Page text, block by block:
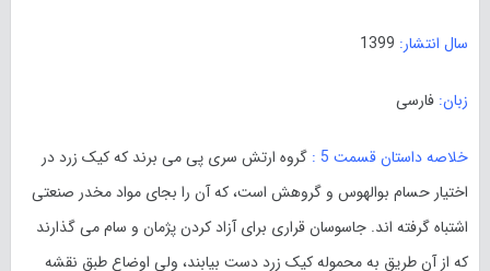
سال انتشار:
زبان: فارسی
خلاصه داستان قسمت 5 :
گروه ارتش سری پی می برند که کیک زرد در
اختیار حسام بوالهوس و گروهش است، که آن را بجای مواد مخدر صنعتی
اشتباه گرفته اند. جاسوسان قراری برای آزاد کردن پژمان و سام می گذارند
که از آن طریق به محموله کیک زرد دست بیابند، ولی اوضاع طبق نقشه